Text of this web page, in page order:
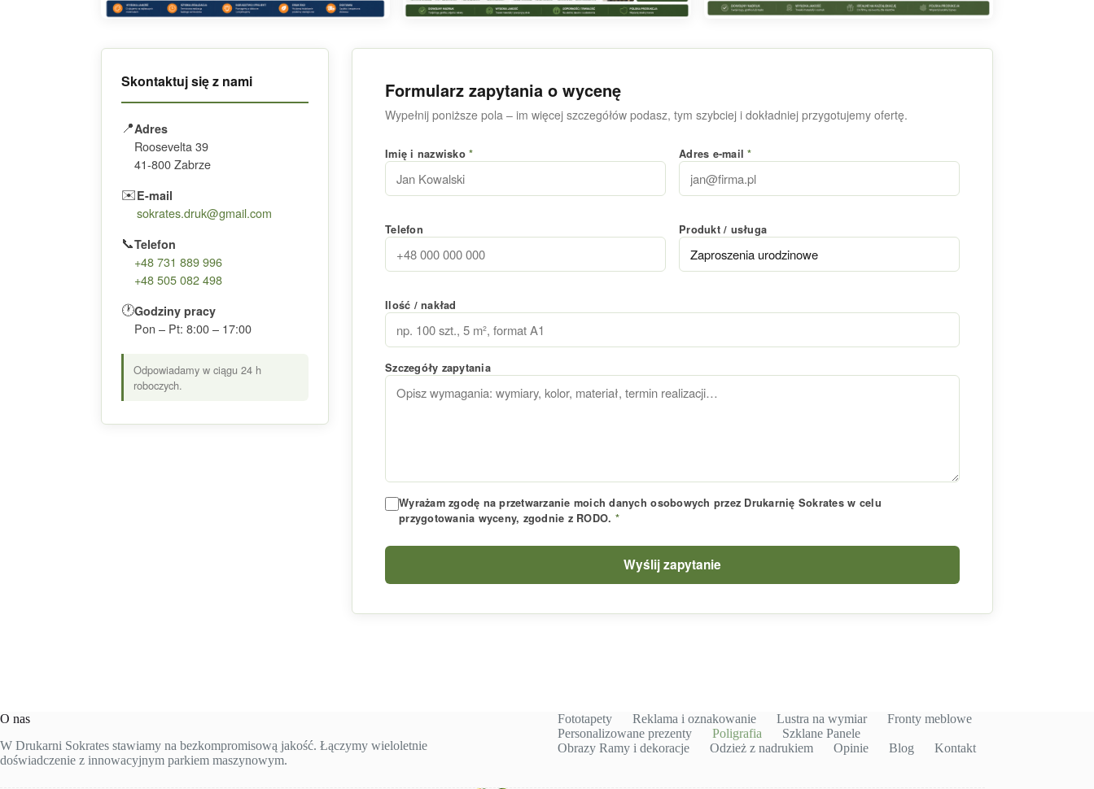
Skontaktuj się z nami
📍Adres
Roosevelta 39
41-800 Zabrze
✉️E-mail
sokrates.druk@gmail.com
📞Telefon
+48 731 889 996
+48 505 082 498
🕐Godziny pracy
Pon – Pt: 8:00 – 17:00
Odpowiadamy w ciągu 24 h
roboczych.
Formularz zapytania o wycenę
Wypełnij poniższe pola – im więcej szczegółów podasz, tym szybciej i dokładniej przygotujemy ofertę.
Imię i nazwisko* Adres e-mail*
Telefon Produkt / usługa
Ilość / nakład
Szczegóły zapytania
Wyrażam zgodę na przetwarzanie moich danych osobowych przez Drukarnię Sokrates w celu
przygotowania wyceny, zgodnie z RODO. *
Wyślij zapytanie
O nas
W Drukarni Sokrates stawiamy na bezkompromisową jakość. Łączymy wieloletnie
doświadczenie z innowacyjnym parkiem maszynowym.
Fototapety Reklama i oznakowanie Lustra na wymiar
Fronty meblowe
Personalizowane prezenty
Poligrafia
Szklane Panele
Obrazy Ramy i dekoracje
Odzież z nadrukiem Opinie Blog Kontakt